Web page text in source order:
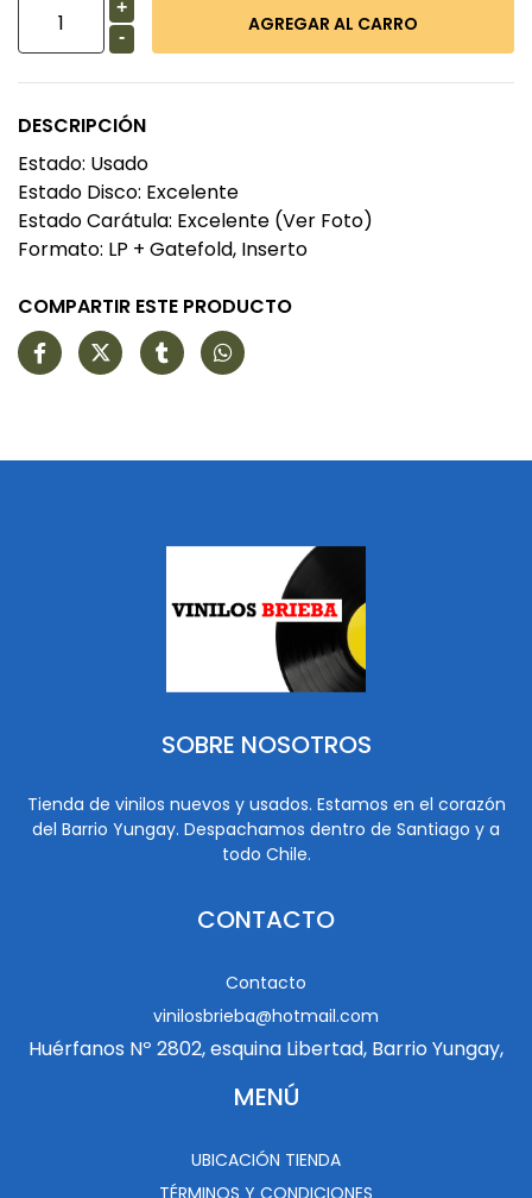
+
-
DESCRIPCIÓN
Estado: Usado
Estado Disco: Excelente
Estado Carátula: Excelente (Ver Foto)
Formato: LP + Gatefold, Inserto
COMPARTIR ESTE PRODUCTO
SOBRE NOSOTROS
Tienda de vinilos nuevos y usados. Estamos en el corazón
del Barrio Yungay. Despachamos dentro de Santiago y a
todo Chile.
CONTACTO
Contacto
vinilosbrieba@hotmail.com
Huérfanos Nº 2802, esquina Libertad, Barrio Yungay,
MENÚ
UBICACIÓN TIENDA